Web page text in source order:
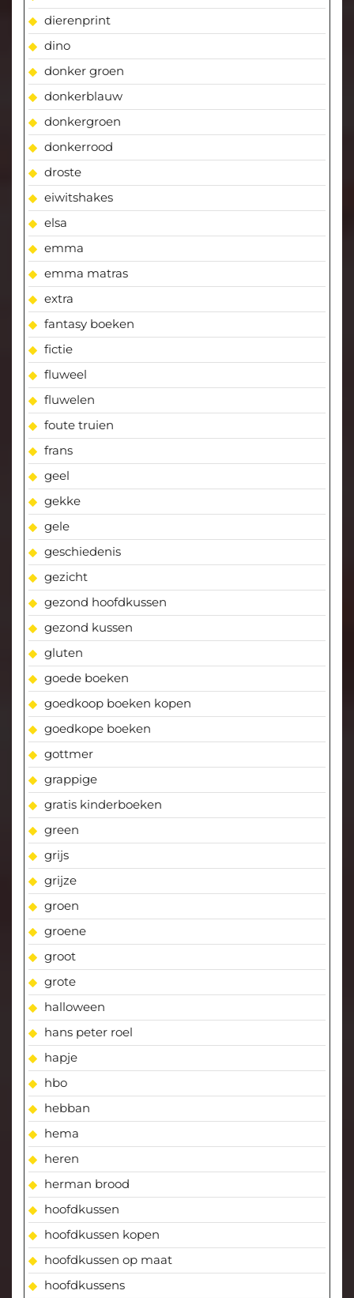
dierenprint
dino
donker groen
donkerblauw
donkergroen
donkerrood
droste
eiwitshakes
elsa
emma
emma matras
extra
fantasy boeken
fictie
fluweel
fluwelen
foute truien
frans
geel
gekke
gele
geschiedenis
gezicht
gezond hoofdkussen
gezond kussen
gluten
goede boeken
goedkoop boeken kopen
goedkope boeken
gottmer
grappige
gratis kinderboeken
green
grijs
grijze
groen
groene
groot
grote
halloween
hans peter roel
hapje
hbo
hebban
hema
heren
herman brood
hoofdkussen
hoofdkussen kopen
hoofdkussen op maat
hoofdkussens